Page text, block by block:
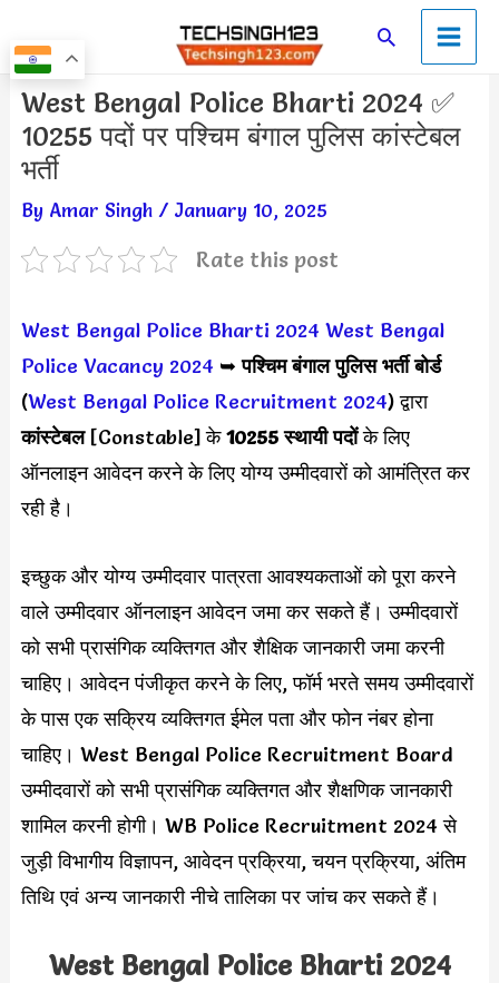
to
content
SearchMain
Menu
West Bengal Police Bharti 2024 ✅
10255 पदों पर पश्चिम बंगाल पुलिस कांस्टेबल
भर्ती
By Amar Singh / January 10, 2025
Rate this post
West Bengal Police Bharti 2024 West Bengal
Police Vacancy 2024 ➥ पश्चिम बंगाल पुलिस भर्ती बोर्ड
(West Bengal Police Recruitment 2024) द्वारा
कांस्टेबल [Constable] के10255 स्थायी पदोंके लिए
ऑनलाइन आवेदन करने के लिए योग्य उम्मीदवारों को आमंत्रित कर
रही है।
इच्छुक और योग्य उम्मीदवार पात्रता आवश्यकताओं को पूरा करने
वाले उम्मीदवार ऑनलाइन आवेदन जमा कर सकते हैं। उम्मीदवारों
को सभी प्रासंगिक व्यक्तिगत और शैक्षिक जानकारी जमा करनी
चाहिए। आवेदन पंजीकृत करने के लिए, फॉर्म भरते समय उम्मीदवारों
के पास एक सक्रिय व्यक्तिगत ईमेल पता और फोन नंबर होना
चाहिए। West Bengal Police Recruitment Board
उम्मीदवारों को सभी प्रासंगिक व्यक्तिगत और शैक्षणिक जानकारी
शामिल करनी होगी। WB Police Recruitment 2024 से
जुड़ी विभागीय विज्ञापन, आवेदन प्रक्रिया, चयन प्रक्रिया, अंतिम
तिथि एवं अन्य जानकारी नीचे तालिका पर जांच कर सकते हैं।
West Bengal Police Bharti 2024
Post
navigation